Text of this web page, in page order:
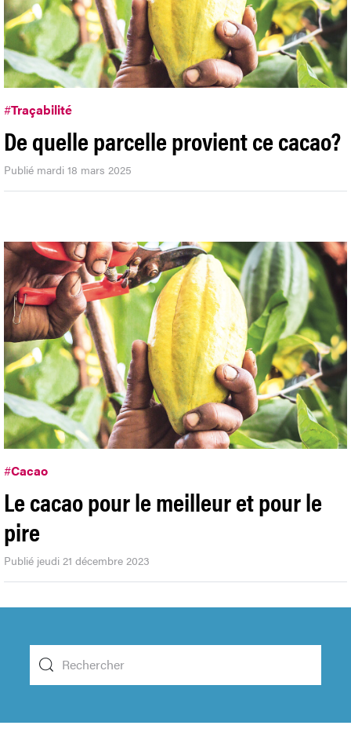
#Traçabilité
De quelle parcelle provient ce cacao?
Publié mardi 18 mars 2025
#Cacao
Le cacao pour le meilleur et pour le
pire
Publié jeudi 21 décembre 2023